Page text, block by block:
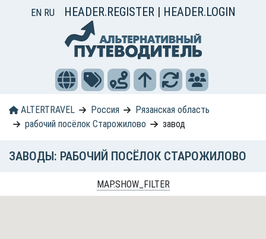
EN RU HEADER.REGISTER | HEADER.LOGIN
ALTERTRAVEL Россия
Рязанская область
рабочий посёлок Старожилово
завод
ЗАВОДЫ: РАБОЧИЙ ПОСЁЛОК СТАРОЖИЛОВО
MAP.SHOW_FILTER